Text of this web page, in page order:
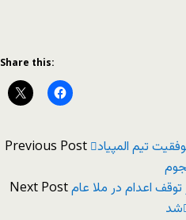
Share this:
Previous Post تیم المپیاد
Next Postاعدام در ملا عام
شد